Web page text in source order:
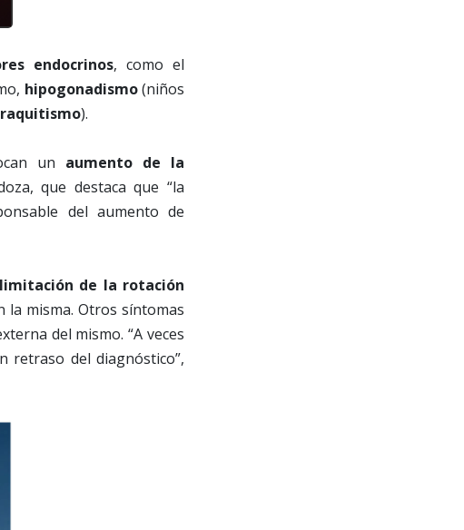
endocrinos, como el
hipogonadismo(niños
raquitismo).
un aumento de la
que destaca que “la
del aumento de
limitación de la rotación
la misma. Otros síntomas
del mismo. “A veces
retraso del diagnóstico”,